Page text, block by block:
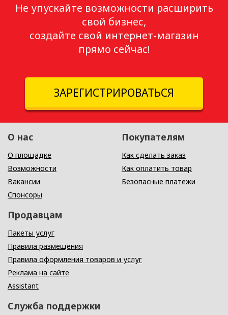
Не упускайте возможности расширить
свой бизнес,
создайте свой интернет-магазин
прямо сейчас!
ЗАРЕГИСТРИРОВАТЬСЯ
О нас
О площадке
Возможности
Вакансии
Спонсоры
Покупателям
Как сделать заказ
Как оплатить товар
Безопасные платежи
Продавцам
Пакеты услуг
Правила размещения
Правила оформления товаров и услуг
Реклама на сайте
Assistant
Служба поддержки